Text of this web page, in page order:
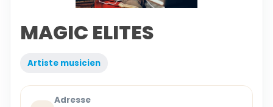
MAGIC ELITES
Artiste musicien
Adresse